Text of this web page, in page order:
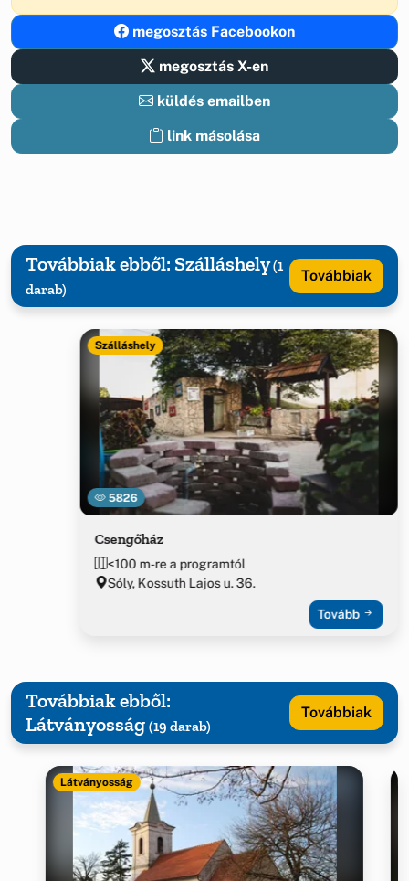
megosztás Facebookon
megosztás X-en
küldés emailben
link másolása
Továbbiak ebből: Szálláshely(1
darab)
Továbbiak
5826
Szálláshely
Csengőház
<100 m-re a programtól
Sóly, Kossuth Lajos u. 36.
Tovább
Továbbiak ebből:
Látványosság (19 darab)
Továbbiak
Látványosság